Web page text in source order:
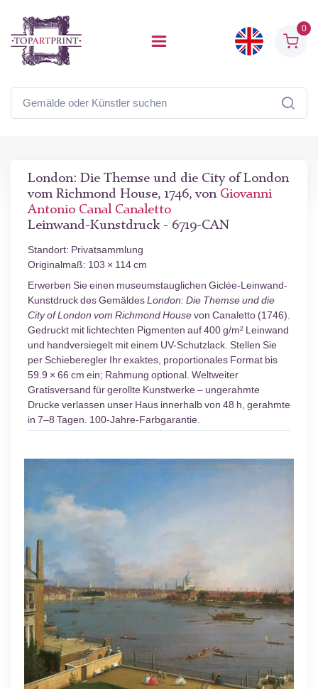
0
London: Die Themse und die City of London
vom Richmond House, 1746, von Giovanni
Antonio Canal Canaletto
Leinwand-Kunstdruck - 6719-CAN
Standort: Privatsammlung
Originalmaß: 103 × 114 cm
Erwerben Sie einen museumstauglichen Giclée-Leinwand-
Kunstdruck des GemäldesLondon: Die Themse und die
City of London vom Richmond Housevon Canaletto (1746).
Gedruckt mit lichtechten Pigmenten auf 400 g/m² Leinwand
und handversiegelt mit einem UV-Schutzlack. Stellen Sie
per Schieberegler Ihr exaktes, proportionales Format bis
59.9 × 66 cm ein; Rahmung optional. Weltweiter
Gratisversand für gerollte Kunstwerke – ungerahmte
Drucke verlassen unser Haus innerhalb von 48 h, gerahmte
in 7–8 Tagen. 100-Jahre-Farbgarantie.